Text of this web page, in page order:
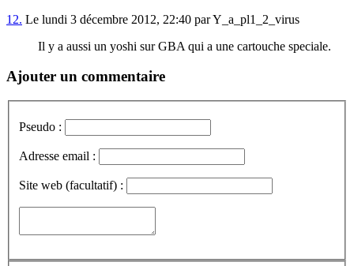
12. Le lundi 3 décembre 2012, 22:40 par Y_a_pl1_2_virus
Il y a aussi un yoshi sur GBA qui a une cartouche speciale.
Ajouter un commentaire
Pseudo :
Adresse email :
Site web (facultatif) :